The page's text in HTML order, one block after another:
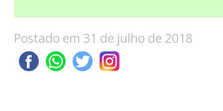
Postado em 31 de julho de 2018